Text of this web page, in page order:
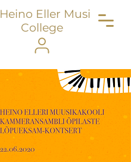
Heino Eller Music
College